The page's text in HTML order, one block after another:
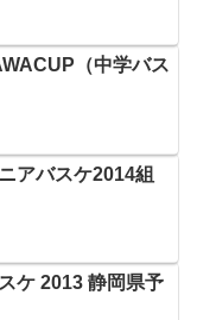
（中学バス
アバスケ2014組
ケ 2013 静岡県予